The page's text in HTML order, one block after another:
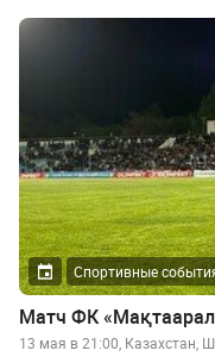
Спортивные
Матч ФК
13 мая в 21:00, Казахстан,